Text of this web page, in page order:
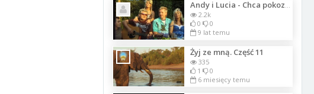
Andy i Lucia - Chca pokozac wom Heimat
2.2k
0
0
9 lat temu
Żyj ze mną. Część 11
335
1
0
6 miesięcy temu